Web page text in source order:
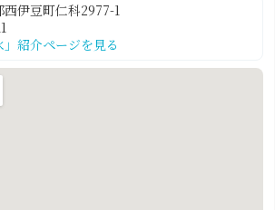
伊豆町仁科2977-1
」紹介ページを見る